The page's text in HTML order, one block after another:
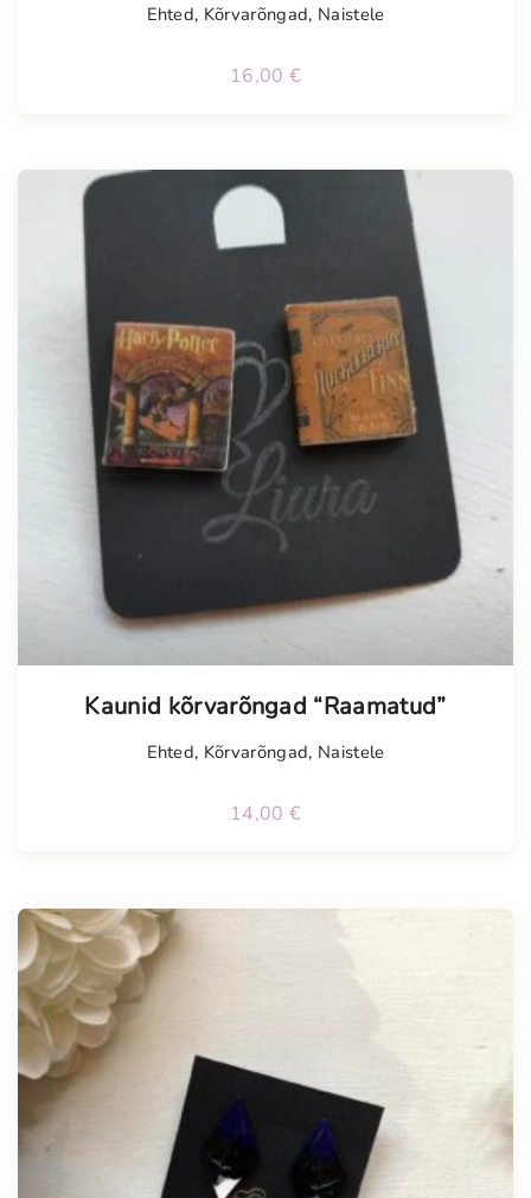
Ehted, Kõrvarõngad, Naistele
16,00 €
Kaunid kõrvarõngad “Raamatud”
Ehted, Kõrvarõngad, Naistele
14,00 €